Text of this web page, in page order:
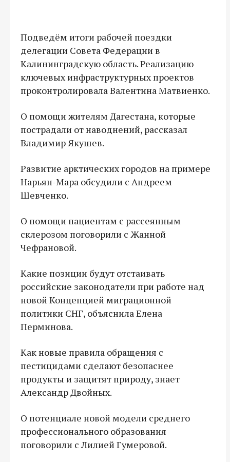
Подведём итоги рабочей поездки
делегации Совета Федерации в
Калининградскую область. Реализацию
ключевых инфраструктурных проектов
проконтролировала Валентина Матвиенко.
О помощи жителям Дагестана, которые
пострадали от наводнений, рассказал
Владимир Якушев.
Развитие арктических городов на примере
Нарьян-Мара обсудили с Андреем
Шевченко.
О помощи пациентам с рассеянным
склерозом поговорили с Жанной
Чефрановой.
Какие позиции будут отстаивать
российские законодатели при работе над
новой Концепцией миграционной
политики СНГ, объяснила Елена
Перминова.
Как новые правила обращения с
пестицидами сделают безопаснее
продукты и защитят природу, знает
Александр Двойных.
О потенциале новой модели среднего
профессионального образования
поговорили с Лилией Гумеровой.